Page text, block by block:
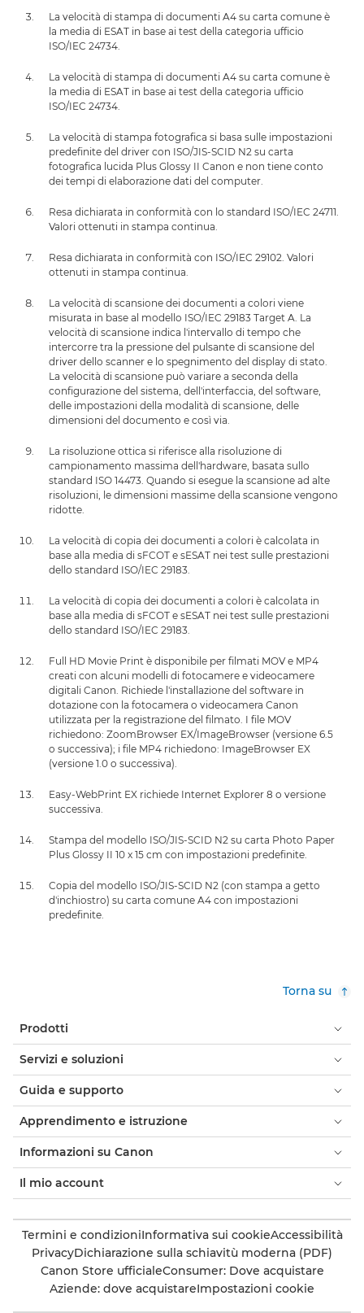
La velocità di stampa di documenti A4 su carta comune è
la media di ESAT in base ai test della categoria ufficio
ISO/IEC 24734.
La velocità di stampa di documenti A4 su carta comune è
la media di ESAT in base ai test della categoria ufficio
ISO/IEC 24734.
La velocità di stampa fotografica si basa sulle impostazioni
predefinite del driver con ISO/JIS-SCID N2 su carta
fotografica lucida Plus Glossy II Canon e non tiene conto
dei tempi di elaborazione dati del computer.
Resa dichiarata in conformità con lo standard ISO/IEC 24711.
Valori ottenuti in stampa continua.
Resa dichiarata in conformità con ISO/IEC 29102. Valori
ottenuti in stampa continua.
La velocità di scansione dei documenti a colori viene
misurata in base al modello ISO/IEC 29183 Target A. La
velocità di scansione indica l'intervallo di tempo che
intercorre tra la pressione del pulsante di scansione del
driver dello scanner e lo spegnimento del display di stato.
La velocità di scansione può variare a seconda della
configurazione del sistema, dell'interfaccia, del software,
delle impostazioni della modalità di scansione, delle
dimensioni del documento e così via.
La risoluzione ottica si riferisce alla risoluzione di
campionamento massima dell'hardware, basata sullo
standard ISO 14473. Quando si esegue la scansione ad alte
risoluzioni, le dimensioni massime della scansione vengono
ridotte.
La velocità di copia dei documenti a colori è calcolata in
base alla media di sFCOT e sESAT nei test sulle prestazioni
dello standard ISO/IEC 29183.
La velocità di copia dei documenti a colori è calcolata in
base alla media di sFCOT e sESAT nei test sulle prestazioni
dello standard ISO/IEC 29183.
Full HD Movie Print è disponibile per filmati MOV e MP4
creati con alcuni modelli di fotocamere e videocamere
digitali Canon. Richiede l'installazione del software in
dotazione con la fotocamera o videocamera Canon
utilizzata per la registrazione del filmato. I file MOV
richiedono: ZoomBrowser EX/ImageBrowser (versione 6.5
o successiva); i file MP4 richiedono: ImageBrowser EX
(versione 1.0 o successiva).
Easy-WebPrint EX richiede Internet Explorer 8 o versione
successiva.
Stampa del modello ISO/JIS-SCID N2 su carta Photo Paper
Plus Glossy II 10 x 15 cm con impostazioni predefinite.
Copia del modello ISO/JIS-SCID N2 (con stampa a getto
d'inchiostro) su carta comune A4 con impostazioni
predefinite.
Torna su
Prodotti
Servizi e soluzioni
Guida e supporto
Apprendimento e istruzione
Informazioni su Canon
Il mio account
Termini e condizioniInformativa sui cookieAccessibilità
PrivacyDichiarazione sulla schiavitù moderna (PDF)
Canon Store ufficialeConsumer: Dove acquistare
Aziende: dove acquistareImpostazioni cookie